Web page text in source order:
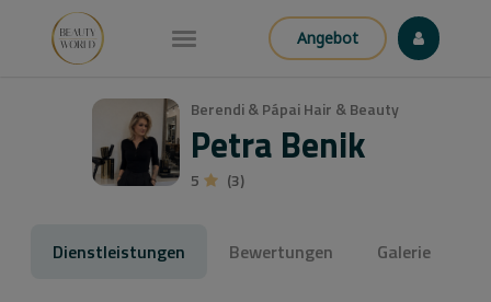
Angebot
Berendi & Pápai Hair & Beauty
Petra Benik
5 (3)
Dienstleistungen Bewertungen Galerie